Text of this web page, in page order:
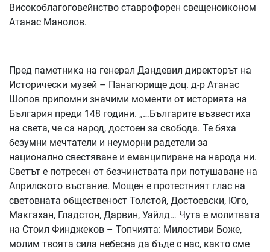
Високоблагоговейнство ставрофорен свещеноиконом
Атанас Манолов.
Пред паметника на генерал Дандевил директорът на
Исторически музей – Панагюрище доц. д-р Атанас
Шопов припомни значими моменти от историята на
България преди 148 години. „…Българите възвестиха
на света, че са народ, достоен за свобода. Те бяха
безумни мечтатели и неуморни радетели за
национално свестяване и еманципиране на народа ни.
Светът е потресен от безчинствата при потушаване на
Априлското въстание. Мощен е протестният глас на
световната общественост Толстой, Достоевски, Юго,
Макгахан, Гладстон, Дарвин, Уайлд… Чута е молитвата
на Стоил Финджеков – Топчията: Милостиви Боже,
молим твоята сила небесна да бъде с нас, както сме